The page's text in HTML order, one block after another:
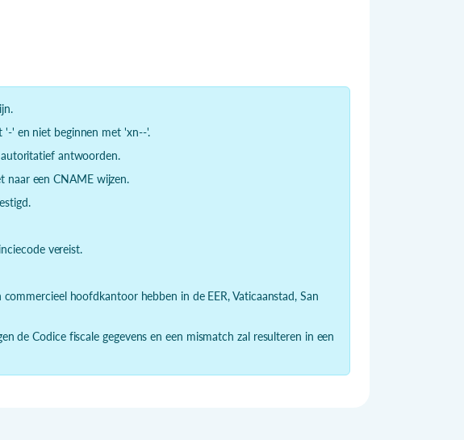
'-' en niet beginnen met 'xn--'.
antwoorden.
naar een CNAME wijzen.
vereist.
hoofdkantoor hebben in de EER, Vaticaanstad, San
de Codice fiscale gegevens en een mismatch zal resulteren in een